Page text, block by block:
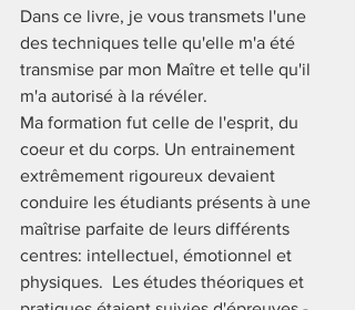
Dans ce livre, je vous transmets l'une
des techniques telle qu'elle m'a été
transmise par mon Maître et telle qu'il
m'a autorisé à la révéler.
Ma formation fut celle de l'esprit, du
coeur et du corps. Un entrainement
extrêmement rigoureux devaient
conduire les étudiants présents à une
maîtrise parfaite de leurs différents
centres: intellectuel, émotionnel et
physiques.  Les études théoriques et